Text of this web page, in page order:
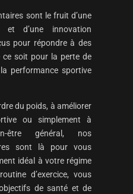
sont le fruit d’une
et d’une innovation
pour répondre à des
ce soit pour la perte de
performance sportive
du poids, à améliorer
ou simplement à
être général, nos
sont là pour vous
idéal à votre régime
d’exercice, vous
de santé et de